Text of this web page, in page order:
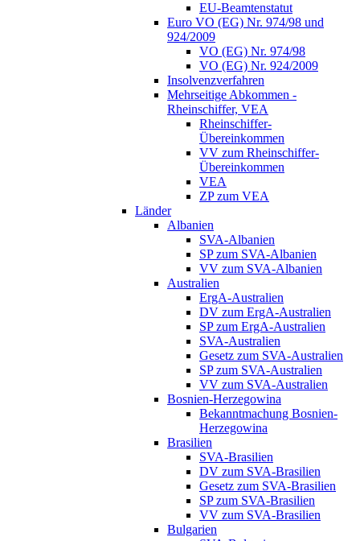
EU-Beamtenstatut
Euro VO (EG) Nr. 974/98 und
924/2009
VO (EG) Nr. 974/98
VO (EG) Nr. 924/2009
Insolvenzverfahren
Mehrseitige Abkommen -
Rheinschiffer, VEA
Rheinschiffer-
Übereinkommen
VV zum Rheinschiffer-
Übereinkommen
VEA
ZP zum VEA
Länder
Albanien
SVA-Albanien
SP zum SVA-Albanien
VV zum SVA-Albanien
Australien
ErgA-Australien
DV zum ErgA-Australien
SP zum ErgA-Australien
SVA-Australien
Gesetz zum SVA-Australien
SP zum SVA-Australien
VV zum SVA-Australien
Bosnien-Herzegowina
Bekanntmachung Bosnien-
Herzegowina
Brasilien
SVA-Brasilien
DV zum SVA-Brasilien
Gesetz zum SVA-Brasilien
SP zum SVA-Brasilien
VV zum SVA-Brasilien
Bulgarien